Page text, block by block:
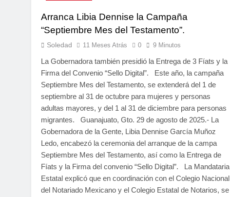
Arranca Libia Dennise la Campaña
“Septiembre Mes del Testamento”.
Soledad 11 Meses Atrás 0 9 Minutos
La Gobernadora también presidió la Entrega de 3 Fíats y la
Firma del Convenio “Sello Digital”. Este año, la campaña
Septiembre Mes del Testamento, se extenderá del 1 de
septiembre al 31 de octubre para mujeres y personas
adultas mayores, y del 1 al 31 de diciembre para personas
migrantes. Guanajuato, Gto. 29 de agosto de 2025.- La
Gobernadora de la Gente, Libia Dennise García Muñoz
Ledo, encabezó la ceremonia del arranque de la campa
Septiembre Mes del Testamento, así como la Entrega de
Fíats y la Firma del convenio “Sello Digital”. La Mandataria
Estatal explicó que en coordinación con el Colegio Nacional
del Notariado Mexicano y el Colegio Estatal de Notarios, se